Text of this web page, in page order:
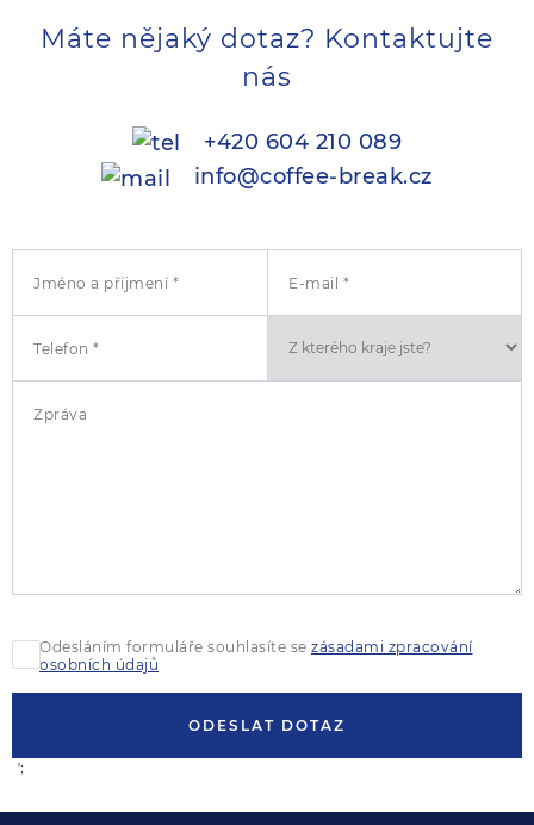
Máte nějaký dotaz? Kontaktujte
nás
+420 604 210 089
info@coffee-break.cz
Jméno a příjmení * E-mail *
Telefon *
Zpráva
Odesláním formuláře souhlasíte se zásadami zpracování
osobních údajů
ODESLAT DOTAZ
';